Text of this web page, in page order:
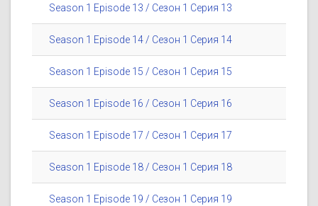
Season 1 Episode 13 / Сезон 1 Серия 13
Season 1 Episode 14 / Сезон 1 Серия 14
Season 1 Episode 15 / Сезон 1 Серия 15
Season 1 Episode 16 / Сезон 1 Серия 16
Season 1 Episode 17 / Сезон 1 Серия 17
Season 1 Episode 18 / Сезон 1 Серия 18
Season 1 Episode 19 / Сезон 1 Серия 19